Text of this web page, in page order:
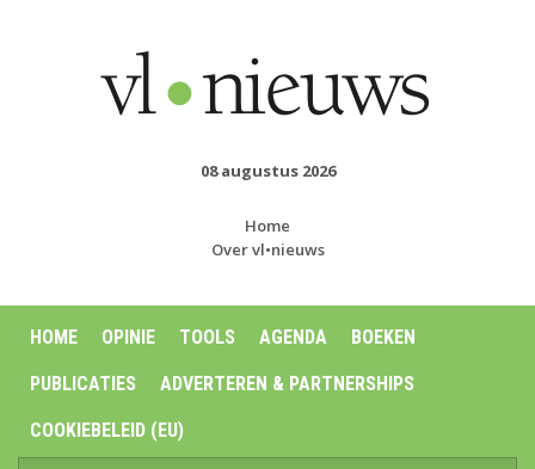
08 augustus 2026
Home
Over vl•nieuws
HOME OPINIE TOOLS AGENDA BOEKEN
PUBLICATIES ADVERTEREN & PARTNERSHIPS
COOKIEBELEID (EU)